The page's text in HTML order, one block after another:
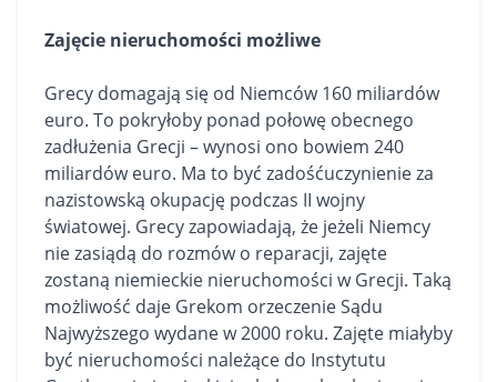
Zajęcie nieruchomości możliwe
Grecy domagają się od Niemców 160 miliardów
euro. To pokryłoby ponad połowę obecnego
zadłużenia Grecji – wynosi ono bowiem 240
miliardów euro. Ma to być zadośćuczynienie za
nazistowską okupację podczas II wojny
światowej. Grecy zapowiadają, że jeżeli Niemcy
nie zasiądą do rozmów o reparacji, zajęte
zostaną niemieckie nieruchomości w Grecji. Taką
możliwość daje Grekom orzeczenie Sądu
Najwyższego wydane w 2000 roku. Zajęte miałyby
być nieruchomości należące do Instytutu